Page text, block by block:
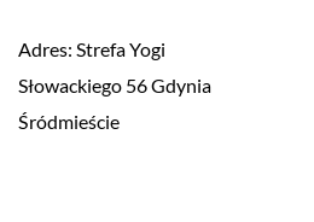
Adres: Strefa Yogi
Słowackiego 56 Gdynia
Śródmieście